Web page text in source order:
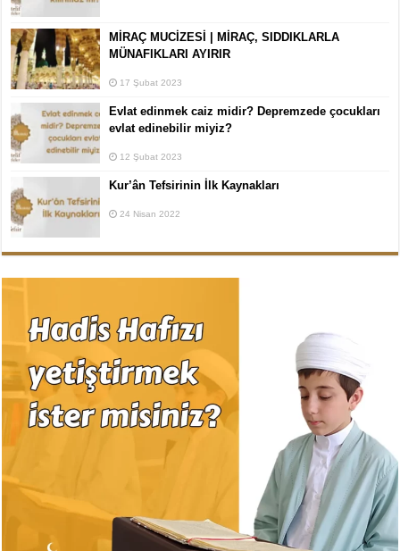
MİRAÇ MUCİZESİ | MİRAÇ, SIDDIKLARLA
MÜNAFIKLARI AYIRIR
17 Şubat 2023
Evlat edinmek caiz midir? Depremzede çocukları
evlat edinebilir miyiz?
12 Şubat 2023
Kur’ân Tefsirinin İlk Kaynakları
24 Nisan 2022